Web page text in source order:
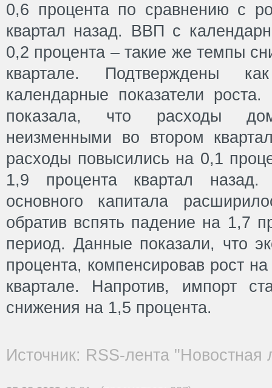
0,6 процента по сравнению с
квартал назад. ВВП с
0,2 процента – такие же темпы
квартале. Подтверждены
календарные показатели
показала, что расходы
неизменными во втором
расходы повысились на 0,1
1,9 процента квартал назад.
основного капитала
обратив вспять падение на 1,7
период. Данные показали, что
процента, компенсировав рост
квартале. Напротив, импорт
снижения на 1,5 процента.
Источник: RSS-лента "Новостная